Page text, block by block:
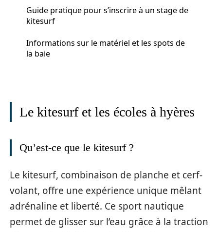
Guide pratique pour s’inscrire à un stage de
kitesurf
Informations sur le matériel et les spots de
la baie
Le kitesurf et les écoles à hyères
Qu’est-ce que le kitesurf ?
Le kitesurf, combinaison de planche et cerf-
volant, offre une expérience unique mêlant
adrénaline et liberté. Ce sport nautique
permet de glisser sur l’eau grâce à la traction